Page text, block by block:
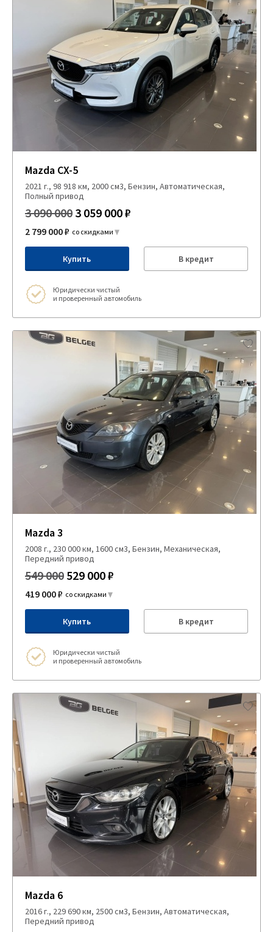
Mazda CX-5
2021 г., 98 918 км, 2000 см3, Бензин, Автоматическая,
Полный привод
3 090 000 3 059 000 ₽
2 799 000 ₽ со скидками
Купить В кредит
Юридически чистый
и проверенный автомобиль
Mazda 3
2008 г., 230 000 км, 1600 см3, Бензин, Механическая,
Передний привод
549 000 529 000 ₽
419 000 ₽ со скидками
Купить В кредит
Юридически чистый
и проверенный автомобиль
Mazda 6
2016 г., 229 690 км, 2500 см3, Бензин, Автоматическая,
Передний привод